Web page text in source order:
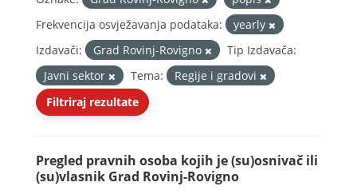
Frekvencija osvježavanja podataka:
yearly
Izdavači:
Grad Rovinj-Rovigno
Tip Izdavača:
Javni sektor
Tema:
Regije i gradovi
Filtriraj rezultate
Pregled pravnih osoba kojih je (su)osnivač ili
(su)vlasnik Grad Rovinj-Rovigno